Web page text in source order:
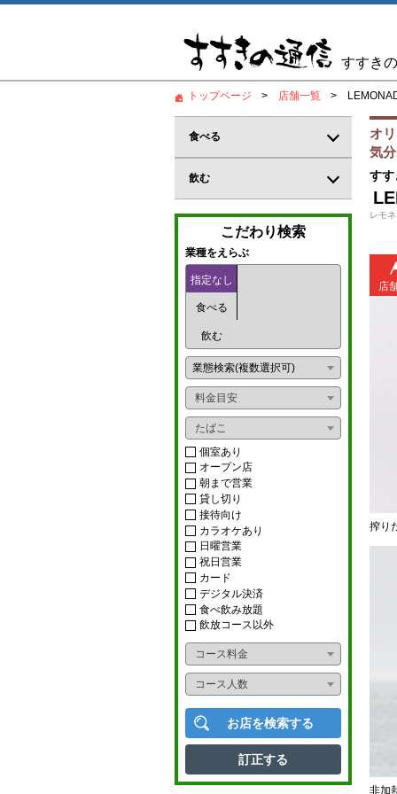
すすき
トップページ 店舗一覧
オ
気
すす
レモ
店
搾り
非加
食べる
居酒屋
郷土料理
鍋料理
創作料理
海鮮料理
炉端
おばんざい
ダイニングバー
イタリアン
フレンチ
アジアンフード
タイ料理
中華料理
韓国料理
多国籍料理
寿司
かに料理
うなぎ
飲む
バー
カジュアルバー
コンカフェ
ガールズバー
パブ
パブスナック
ライブ
ショー
カラオケボックス
ナイトクラブ
スナック
ニュークラブ
ラウンジ
こだわり検索
業種をえらぶ
指定なし
食べる
飲む
業態検索(複数選択可)
料金目安
たばこ
個室あり
オープン店
朝まで営業
貸し切り
接待向け
カラオケあり
日曜営業
祝日営業
カード
デジタル決済
食べ飲み放題
飲放コース以外
コース料金
コース人数
お店を検索する
訂正する